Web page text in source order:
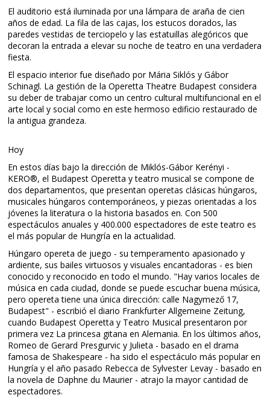
El auditorio está iluminada por una lámpara de araña de cien
años de edad. La fila de las cajas, los estucos dorados, las
paredes vestidas de terciopelo y las estatuillas alegóricos que
decoran la entrada a elevar su noche de teatro en una verdadera
fiesta.
El espacio interior fue diseñado por Mária Siklós y Gábor
Schinagl. La gestión de la Operetta Theatre Budapest considera
su deber de trabajar como un centro cultural multifuncional en el
arte local y social como en este hermoso edificio restaurado de
la antigua grandeza.
Hoy
En estos días bajo la dirección de Miklós-Gábor Kerényi -
KERO®, el Budapest Operetta y teatro musical se compone de
dos departamentos, que presentan operetas clásicas húngaros,
musicales húngaros contemporáneos, y piezas orientadas a los
jóvenes la literatura o la historia basados ​​en. Con 500
espectáculos anuales y 400.000 espectadores de este teatro es
el más popular de Hungría en la actualidad.
Húngaro opereta de juego - su temperamento apasionado y
ardiente, sus bailes virtuosos y visuales encantadoras - es bien
conocido y reconocido en todo el mundo. "Hay varios locales de
música en cada ciudad, donde se puede escuchar buena música,
pero opereta tiene una única dirección: calle Nagymező 17,
Budapest" - escribió el diario Frankfurter Allgemeine Zeitung,
cuando Budapest Operetta y Teatro Musical presentaron por
primera vez La princesa gitana en Alemania. En los últimos años,
Romeo de Gerard Presgurvic y Julieta - basado en el drama
famosa de Shakespeare - ha sido el espectáculo más popular en
Hungría y el año pasado Rebecca de Sylvester Levay - basado en
la novela de Daphne du Maurier - atrajo la mayor cantidad de
espectadores.